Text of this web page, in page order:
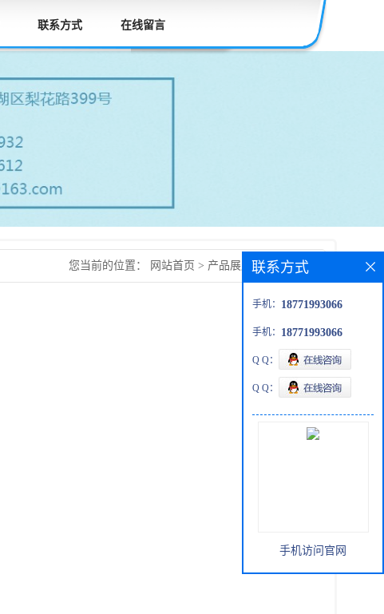
联系方式 在线留言
您当前的位置： 网站首页 > 产品展厅 >硫秋水仙苷
联系方式
手机： 18771993066
手机： 18771993066
Q Q：
Q Q：
手机访问官网